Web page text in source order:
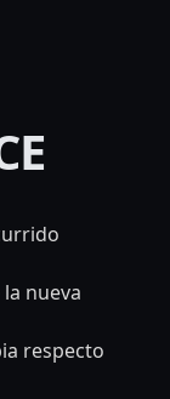
nueva
respecto